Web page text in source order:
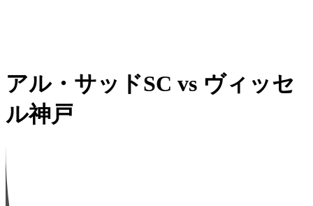
アル・サッドSC vs ヴィッセ
ル神戸